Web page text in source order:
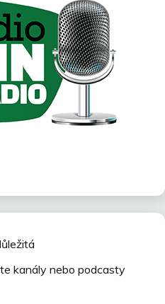
kanály nebo podcasty